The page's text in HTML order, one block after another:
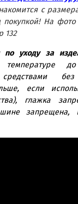
с
покупкой! На фото
132
по уходу за
средствами без
если
глажка